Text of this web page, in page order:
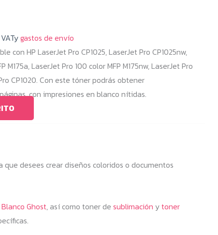
página
de
producto
gastos de envío
con HP LaserJet Pro CP1025, LaserJet Pro CP1025nw,
M175a, LaserJet Pro 100 color MFP M175nw, LaserJet Pro
CP1020. Con este tóner podrás obtener
con impresiones en blanco nítidas.
que desees crear diseños coloridos o documentos
Ghost, así como toner de sublimación ytoner